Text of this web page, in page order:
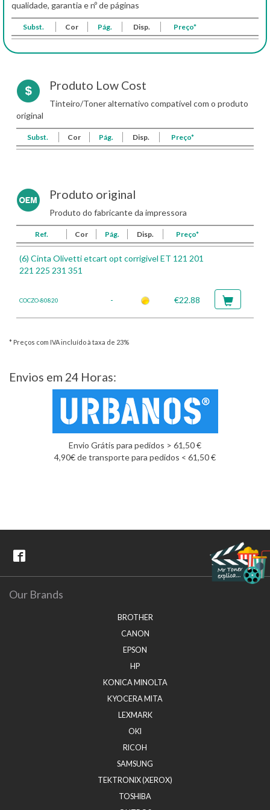
qualidade, garantia e nº de páginas
Subst. Cor Pág. Disp. Preço*
Produto Low Cost
Tinteiro/Toner alternativo compatível com o produto
original
Subst. Cor Pág. Disp. Preço*
Produto original
Produto do fabricante da impressora
Ref. Cor Pág. Disp. Preço*
(6) Cinta Olivetti etcart opt corrigivel ET 121 201
221 225 231 351
COCZO-80820 - €22.88
* Preços com IVA incluído à taxa de 23%
Envios em 24 Horas:
Envio Grátis para pedidos > 61,50 €
4,90€ de transporte para pedidos < 61,50 €
Our Brands
BROTHER
CANON
EPSON
HP
KONICA MINOLTA
KYOCERA MITA
LEXMARK
OKI
RICOH
SAMSUNG
TEKTRONIX (XEROX)
TOSHIBA